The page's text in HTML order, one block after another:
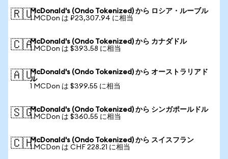
🇷🇺McDonald's (Ondo Tokenized) から ロシア・ルーブル
1 MCDon は ₽23,307.94 に相当
🇨🇦McDonald's (Ondo Tokenized) から カナダドル
1 MCDon は $393.58 に相当
🇦🇺McDonald's (Ondo Tokenized) から オーストラリアド
ル
1 MCDon は $399.55 に相当
🇸🇬McDonald's (Ondo Tokenized) から シンガポールドル
1 MCDon は $360.55 に相当
🇨🇭McDonald's (Ondo Tokenized) から スイスフラン
1 MCDon は CHF 228.21 に相当